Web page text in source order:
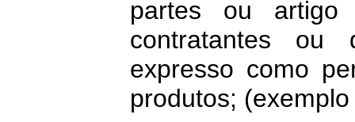
partes ou artigo
contratantes ou
expresso como
produtos;